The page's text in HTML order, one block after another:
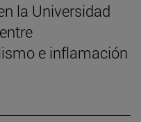
la Universidad
e inflamación